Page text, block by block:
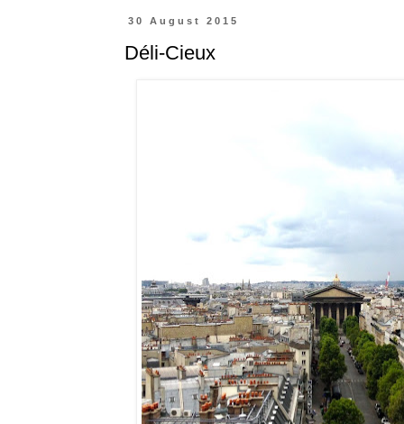
30 August 2015
Déli-Cieux